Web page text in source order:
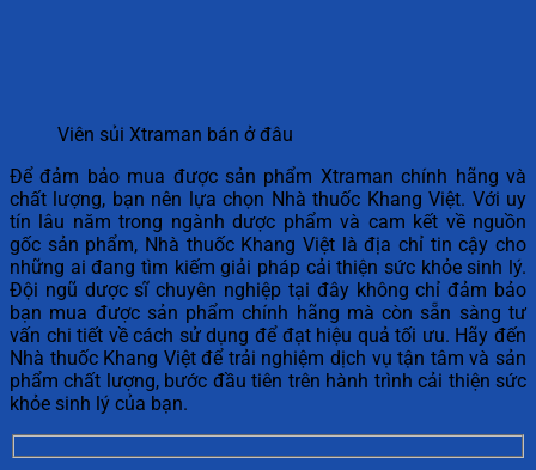
Viên sủi Xtraman bán ở đâu
Để đảm bảo mua được sản phẩm Xtraman chính hãng và
chất lượng, bạn nên lựa chọn Nhà thuốc Khang Việt. Với uy
tín lâu năm trong ngành dược phẩm và cam kết về nguồn
gốc sản phẩm, Nhà thuốc Khang Việt là địa chỉ tin cậy cho
những ai đang tìm kiếm giải pháp cải thiện sức khỏe sinh lý.
Đội ngũ dược sĩ chuyên nghiệp tại đây không chỉ đảm bảo
bạn mua được sản phẩm chính hãng mà còn sẵn sàng tư
vấn chi tiết về cách sử dụng để đạt hiệu quả tối ưu. Hãy đến
Nhà thuốc Khang Việt để trải nghiệm dịch vụ tận tâm và sản
phẩm chất lượng, bước đầu tiên trên hành trình cải thiện sức
khỏe sinh lý của bạn.